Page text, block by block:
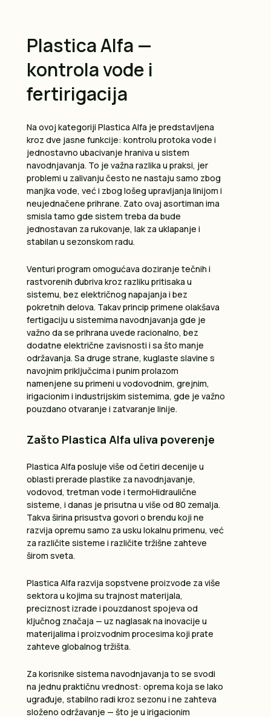
Plastica Alfa —
kontrola vode i
fertirigacija
Na ovoj kategoriji Plastica Alfa je predstavljena
kroz dve jasne funkcije: kontrolu protoka vode i
jednostavno ubacivanje hraniva u sistem
navodnjavanja. To je važna razlika u praksi, jer
problemi u zalivanju često ne nastaju samo zbog
manjka vode, već i zbog lošeg upravljanja linijom i
neujednačene prihrane. Zato ovaj asortiman ima
smisla tamo gde sistem treba da bude
jednostavan za rukovanje, lak za uklapanje i
stabilan u sezonskom radu.
Venturi program omogućava doziranje tečnih i
rastvorenih đubriva kroz razliku pritisaka u
sistemu, bez električnog napajanja i bez
pokretnih delova. Takav princip primene olakšava
fertigaciju u sistemima navodnjavanja gde je
važno da se prihrana uvede racionalno, bez
dodatne električne zavisnosti i sa što manje
održavanja. Sa druge strane, kuglaste slavine s
navojnim priključcima i punim prolazom
namenjene su primeni u vodovodnim, grejnim,
irigacionim i industrijskim sistemima, gde je važno
pouzdano otvaranje i zatvaranje linije.
Zašto Plastica Alfa uliva poverenje
Plastica Alfa posluje više od četiri decenije u
oblasti prerade plastike za navodnjavanje,
vodovod, tretman vode i termoHidraulične
sisteme, i danas je prisutna u više od 80 zemalja.
Takva širina prisustva govori o brendu koji ne
razvija opremu samo za usku lokalnu primenu, već
za različite sisteme i različite tržišne zahteve
širom sveta.
Plastica Alfa razvija sopstvene proizvode za više
sektora u kojima su trajnost materijala,
preciznost izrade i pouzdanost spojeva od
ključnog značaja — uz naglasak na inovacije u
materijalima i proizvodnim procesima koji prate
zahteve globalnog tržišta.
Za korisnike sistema navodnjavanja to se svodi
na jednu praktičnu vrednost: oprema koja se lako
ugrađuje, stabilno radi kroz sezonu i ne zahteva
složeno održavanje — što je u irigacionim